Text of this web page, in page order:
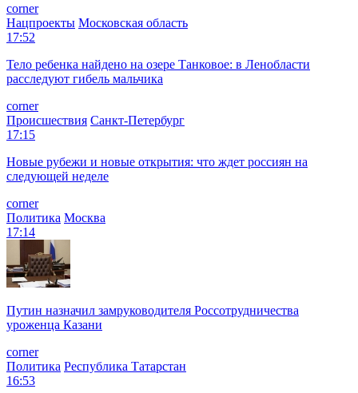
corner
Нацпроекты Московская область
17:52
Тело ребенка найдено на озере Танковое: в Ленобласти
расследуют гибель мальчика
corner
Происшествия Санкт-Петербург
17:15
Новые рубежи и новые открытия: что ждет россиян на
следующей неделе
corner
Политика Москва
17:14
Путин назначил замруководителя Россотрудничества
уроженца Казани
corner
Политика Республика Татарстан
16:53